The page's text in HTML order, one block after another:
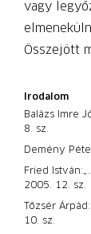
vagy
Összejött
Irodalom
Balázs Imre
8. sz.
Demény
Fried
2005. 12. sz.
Tőzsér
10. sz.